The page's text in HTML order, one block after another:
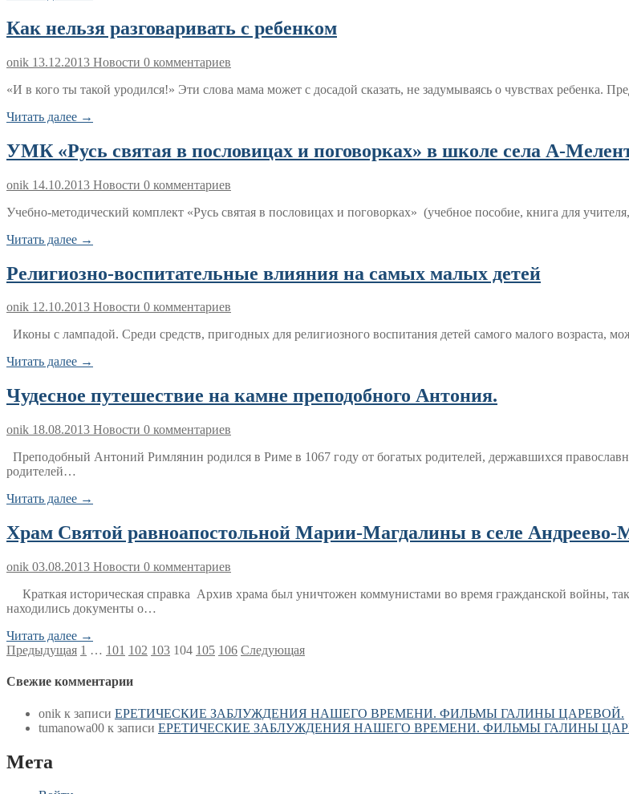
Как нельзя разговаривать с ребенком
onik 13.12.2013 Новости 0 комментариев
«И в кого ты такой уродился!» Эти слова мама может с досадой сказать, не задумываясь о чувствах ребенка.
Читать далее →
УМК «Русь святая в пословицах и поговорках» в школе села А-
onik 14.10.2013 Новости 0 комментариев
Учебно-методический комплект «Русь святая в пословицах и поговорках» (учебное пособие, книга для
Читать далее →
Религиозно-воспитательные влияния на самых малых детей
onik 12.10.2013 Новости 0 комментариев
Иконы с лампадой. Среди средств, пригодных для религиозного воспитания детей самого малого
Читать далее →
Чудесное путешествие на камне преподобного Антония.
onik 18.08.2013 Новости 0 комментариев
Преподобный Антоний Римлянин родился в Риме в 1067 году от богатых родителей, державшихся
родителей…
Читать далее →
Храм Святой равноапостольной Марии-Магдалины в селе Андреево-
onik 03.08.2013 Новости 0 комментариев
Краткая историческая справка Архив храма был уничтожен коммунистами во время гражданской войны,
находились документы о…
Читать далее →
Пагинация
записей
Предыдущая 1 … 101 102 103 104 105 106 Следующая
Свежие комментарии
onik к записи ЕРЕТИЧЕСКИЕ ЗАБЛУЖДЕНИЯ НАШЕГО ВРЕМЕНИ. ФИЛЬМЫ ГАЛИНЫ ЦАРЕВОЙ.
tumanowa00 к записи ЕРЕТИЧЕСКИЕ ЗАБЛУЖДЕНИЯ НАШЕГО ВРЕМЕНИ. ФИЛЬМЫ ГАЛИНЫ
Мета